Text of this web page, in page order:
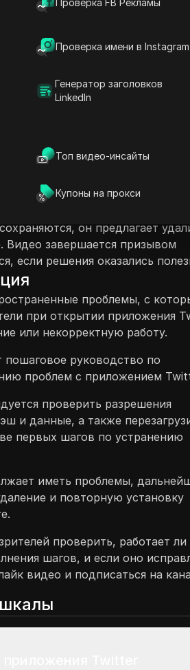
Проверка FB Рекламы
Проверка имени в Instagram
Генератор заголовков
LinkedIn
Топ видео-инсайты
Купоны на прокси
общие проблемы, с
Twitter, ныне
руководство по
предлагается проверить их
он предлагает
Видео завершается призывом
если решения оказались
проблемы, с
при открытии приложения
или некорректную работу.
пошаговое руководство по
проблем с приложением
проверить разрешения
и данные, а также
первых шагов по устранению
иметь проблемы,
и повторную установку
проверить, работает ли
шагов, и если оно
видео и подписаться на